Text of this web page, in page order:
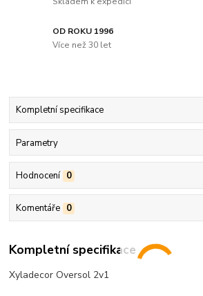
OD ROKU 1996
Více než 30 let
Kompletní specifikace
Parametry
Hodnocení 0
Komentáře 0
Kompletní specifikace
Xyladecor Oversol 2v1